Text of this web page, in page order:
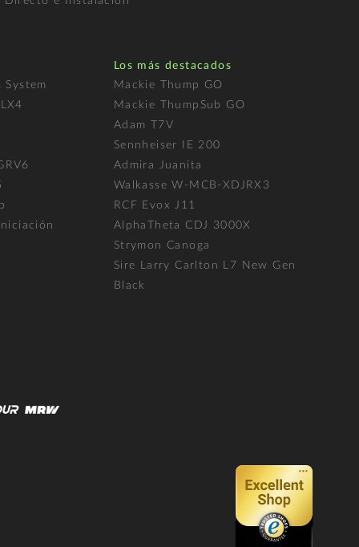
Los más destacados
Mackie Thump GO
Mackie ThumpSub GO
Adam T7V
Sennheiser IE 200
Admira Juanita
Walkasse W-MCB-XDJRX3
RCF Evox J11
AlphaTheta CDJ 3000X
Strymon Canoga
Sire Larry Carlton L7 New Gen
Black